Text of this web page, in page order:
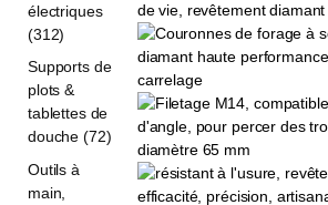
électriques
(312)
Supports de
plots &
tablettes de
douche (72)
Outils à
main,